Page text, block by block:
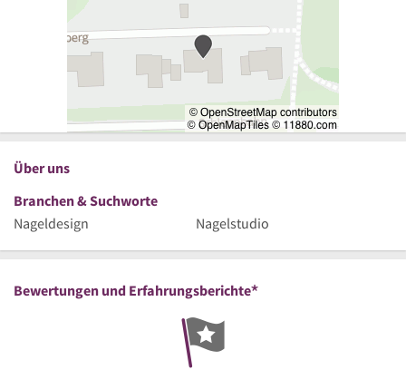
Über uns
Branchen & Suchworte
Nageldesign
Nagelstudio
Bewertungen und Erfahrungsberichte*